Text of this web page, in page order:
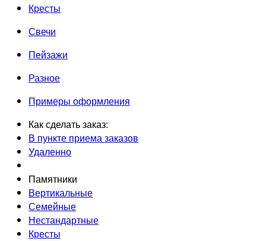
Кресты
Свечи
Пейзажи
Разное
Примеры оформления
Как сделать заказ:
В пункте приема заказов
Удаленно
Памятники
Вертикальные
Семейные
Нестандартные
Кресты